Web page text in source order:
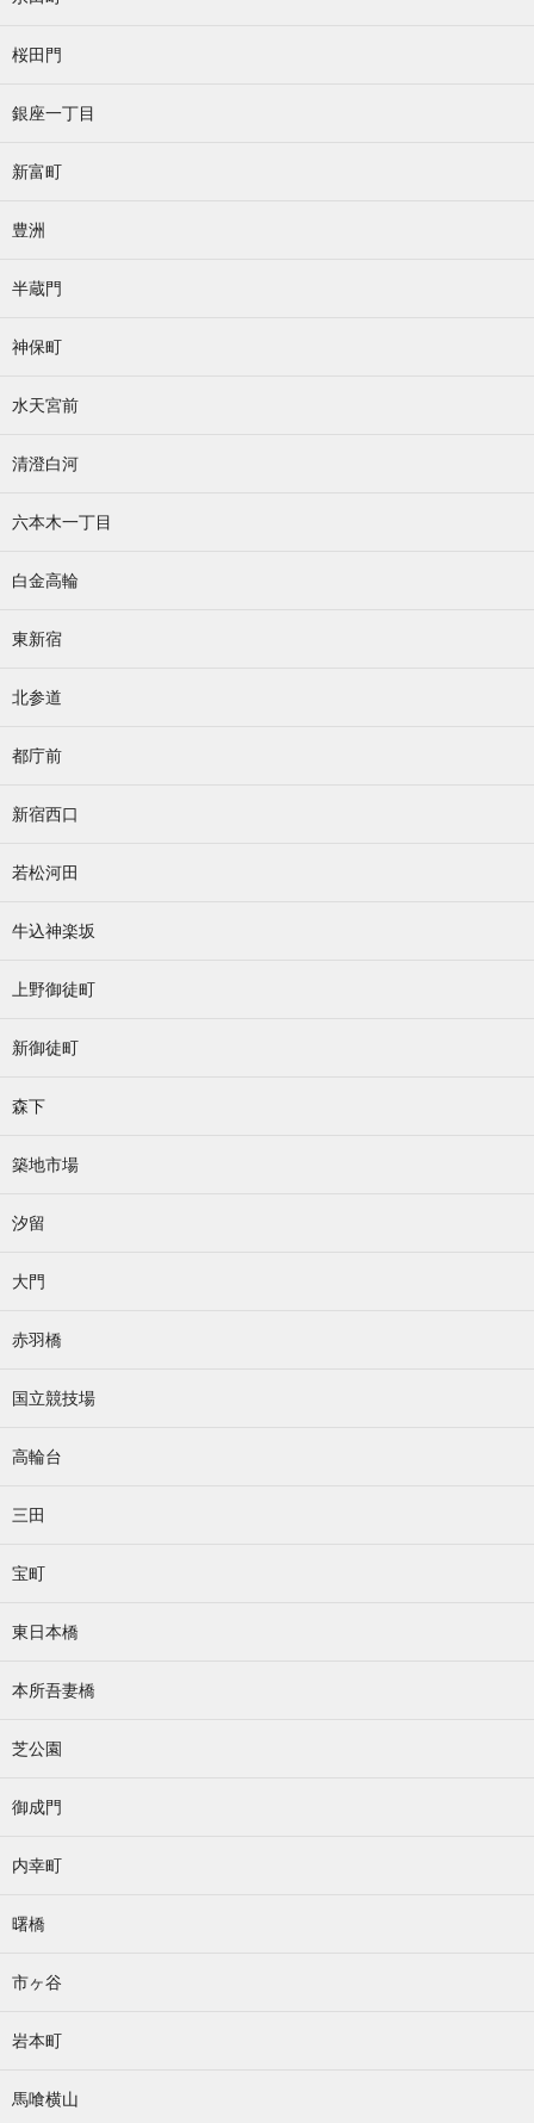
桜田門
銀座一丁目
新富町
豊洲
半蔵門
神保町
水天宮前
清澄白河
六本木一丁目
白金高輪
東新宿
北参道
都庁前
新宿西口
若松河田
牛込神楽坂
上野御徒町
新御徒町
森下
築地市場
汐留
大門
赤羽橋
国立競技場
高輪台
三田
宝町
東日本橋
本所吾妻橋
芝公園
御成門
内幸町
曙橋
市ヶ谷
岩本町
馬喰横山